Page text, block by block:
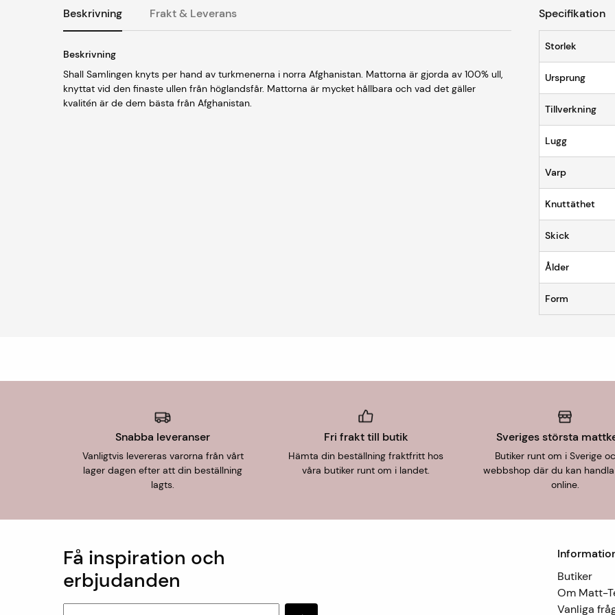
Beskrivning Frakt & Leverans
Beskrivning
Shall Samlingen knyts per hand av turkmenerna i norra Afghanistan. Mattorna är gjorda av 100% ull,
knyttat vid den finaste ullen från höglandsfår. Mattorna är mycket hållbara och vad det gäller
kvalitén är de dem bästa från Afghanistan.
Specifikation
Storlek
Ursprung
Tillverkning
Lugg
Varp
Knuttäthet
Skick
Ålder
Form
Snabba leveranser
Vanligtvis levereras varorna från vårt
lager dagen efter att din beställning
lagts.
Fri frakt till butik
Hämta din beställning fraktfritt hos
våra butiker runt om i landet.
Sveriges största
Butiker runt om i Sverige
webbshop där du kan
online.
Butiker
Om Matt-
Vanliga
Få inspiration och
erbjudanden